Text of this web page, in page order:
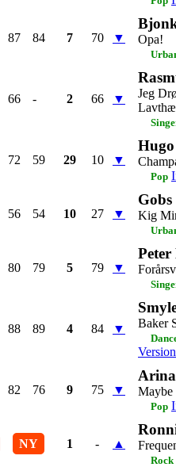
87 84 7 70 ▼ Opa!
66 - 2 66 ▼
Jeg
72 59 29 10 ▼
Pop
56 54 10 27 ▼ Kig
80 79 5 79 ▼
88 89 4 84 ▼ Baker
82 76 9 75 ▼ Maybe
Pop
NY 1 - ▲
Rock